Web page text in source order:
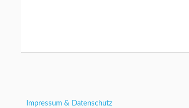
Impressum & Datenschutz